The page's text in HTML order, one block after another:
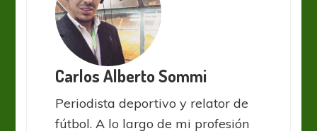
Carlos Alberto Sommi
Periodista deportivo y relator de
fútbol. A lo largo de mi profesión